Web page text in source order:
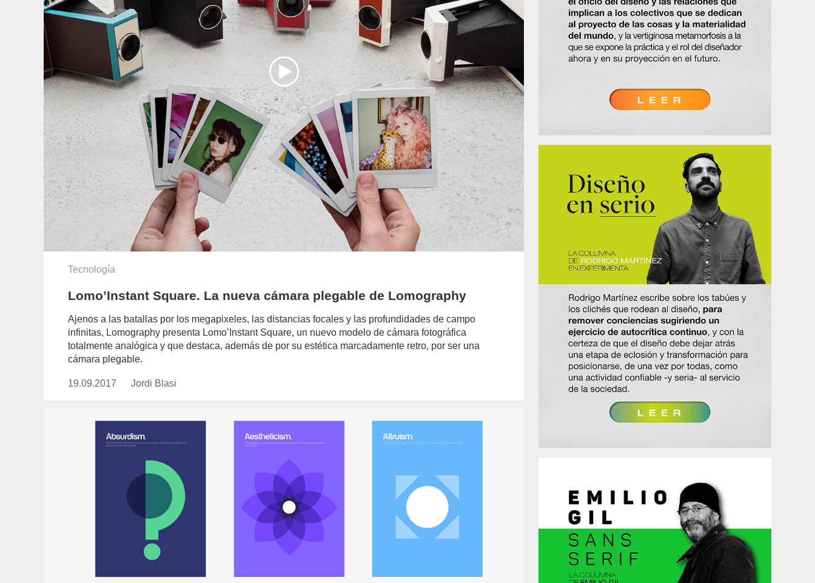
Tecnología
Lomo’Instant Square. La nueva cámara plegable de Lomography
Ajenos a las batallas por los megapixeles, las distancias focales y las profundidades de campo
infinitas, Lomography presenta Lomo’Instant Square, un nuevo modelo de cámara fotográfica
totalmente analógica y que destaca, además de por su estética marcadamente retro, por ser una
cámara plegable.
Publicado
19.09.2017
https://www.experimenta.es/author/jordi-
Jordi Blasi